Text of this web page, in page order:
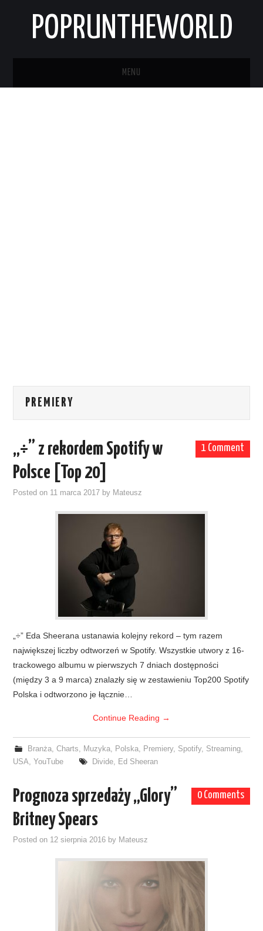
POPRUNTHEWORLD
MENU
PREMIERY
1 Comment
„÷” z rekordem Spotify w
Polsce [Top 20]
Posted on 11 marca 2017 by Mateusz
„÷” Eda Sheerana ustanawia kolejny rekord – tym razem
największej liczby odtworzeń w Spotify. Wszystkie utwory z 16-
trackowego albumu w pierwszych 7 dniach dostępności
(między 3 a 9 marca) znalazły się w zestawieniu Top200 Spotify
Polska i odtworzono je łącznie…
Continue Reading →
Branża, Charts, Muzyka, Polska, Premiery, Spotify, Streaming,
USA, YouTube Divide, Ed Sheeran
0 Comments
Prognoza sprzedaży „Glory”
Britney Spears
Posted on 12 sierpnia 2016 by Mateusz